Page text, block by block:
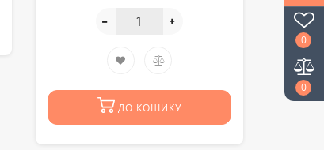
0
0
ДО КОШИКУ